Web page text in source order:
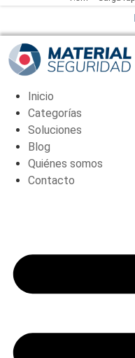
USBC-
180-
W)
cantidad
Inicio
Categorías
Soluciones
Blog
Quiénes somos
Contacto